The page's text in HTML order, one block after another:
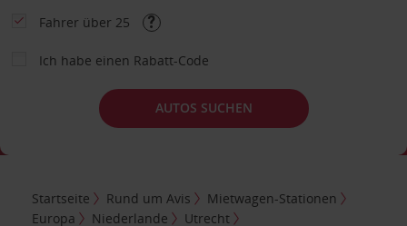
Fahrer über 25
Ich habe einen Rabatt-Code
AUTOS SUCHEN
Startseite Rund um Avis
Mietwagen-Stationen
Europa
Niederlande
Utrecht